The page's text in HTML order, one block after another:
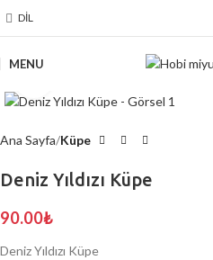
DIL
MENU
Ana Sayfa Küpe
Deniz Yıldızı Küpe
90.00₺
Deniz Yıldızı Küpe